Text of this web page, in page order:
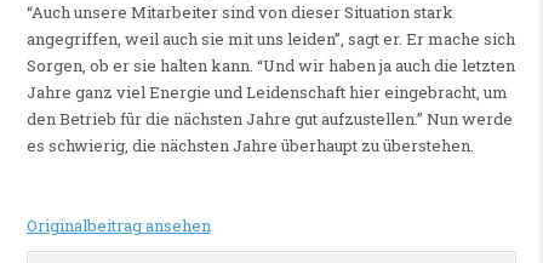
“Auch unsere Mitarbeiter sind von dieser Situation stark
angegriffen, weil auch sie mit uns leiden”, sagt er. Er mache sich
Sorgen, ob er sie halten kann. “Und wir haben ja auch die letzten
Jahre ganz viel Energie und Leidenschaft hier eingebracht, um
den Betrieb für die nächsten Jahre gut aufzustellen.” Nun werde
es schwierig, die nächsten Jahre überhaupt zu überstehen.
Originalbeitrag ansehen